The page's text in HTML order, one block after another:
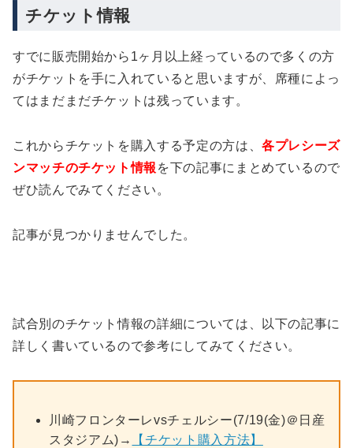
チケット情報
すでに販売開始から1ヶ月以上経っているので多くの方
がチケットを手に入れていると思いますが、席種によっ
てはまだまだチケットは残っています。
これからチケットを購入する予定の方は、各プレシーズ
ンマッチのチケット情報 を下の記事にまとめているので
ぜひ読んでみてください。
記事が見つかりませんでした。
試合別のチケット情報の詳細については、以下の記事に
詳しく書いているので参考にしてみてください。
川崎フロンターレvsチェルシー(7/19(金)＠日産
スタジアム)→
【チケット購入方法】